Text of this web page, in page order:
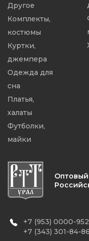
Другое
Комплекты,
костюмы
Куртки,
джемпера
Одежда для
сна
Платья,
халаты
Футболки,
майки
+7 (953) 0000-952
+7 (343) 301-84-